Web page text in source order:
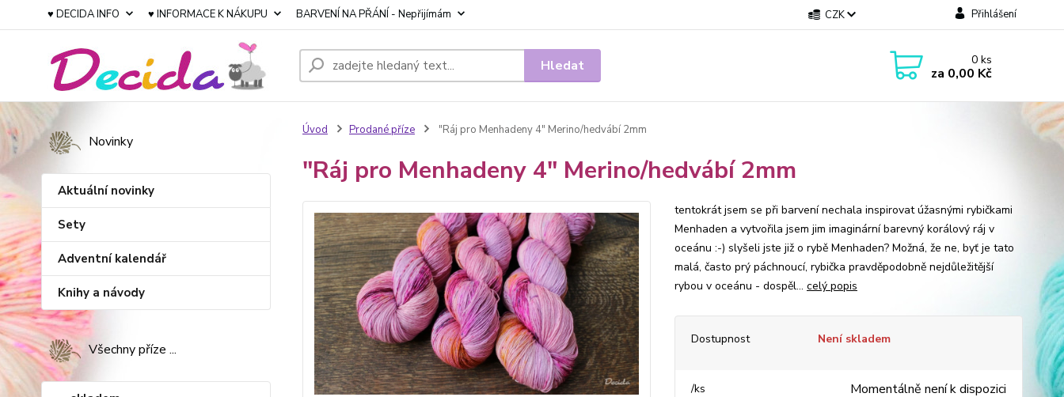
♥ DECIDA INFO ♥ INFORMACE K NÁKUPU BARVENÍ NA PŘÁNÍ - Nepřijímám CZK Přihlášení
Hledat 0ks
za 0,00 Kč
Novinky
Aktuální novinky
Sety
Adventní kalendář
Knihy a návody
Všechny příze ...
Úvod Prodané příze "Ráj pro Menhadeny 4" Merino/hedvábí 2mm
"Ráj pro Menhadeny 4" Merino/hedvábí 2mm
tentokrát jsem se při barvení nechala inspirovat úžasnými rybičkami
Menhaden a vytvořila jsem jim imaginární barevný korálový ráj v
oceánu :-) slyšeli jste již o rybě Menhaden? Možná, že ne, byť je tato
malá, často prý páchnoucí, rybička pravděpodobně nejdůležitější
rybou v oceánu - dospěl... celý popis
Dostupnost Není skladem
/ks Momentálně není k dispozici